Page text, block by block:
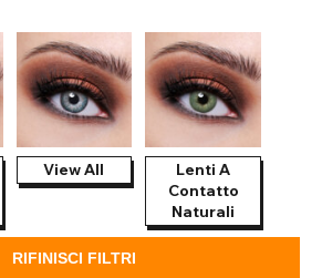
View All
Lenti A
Contatto
Naturali
RIFINISCI FILTRI